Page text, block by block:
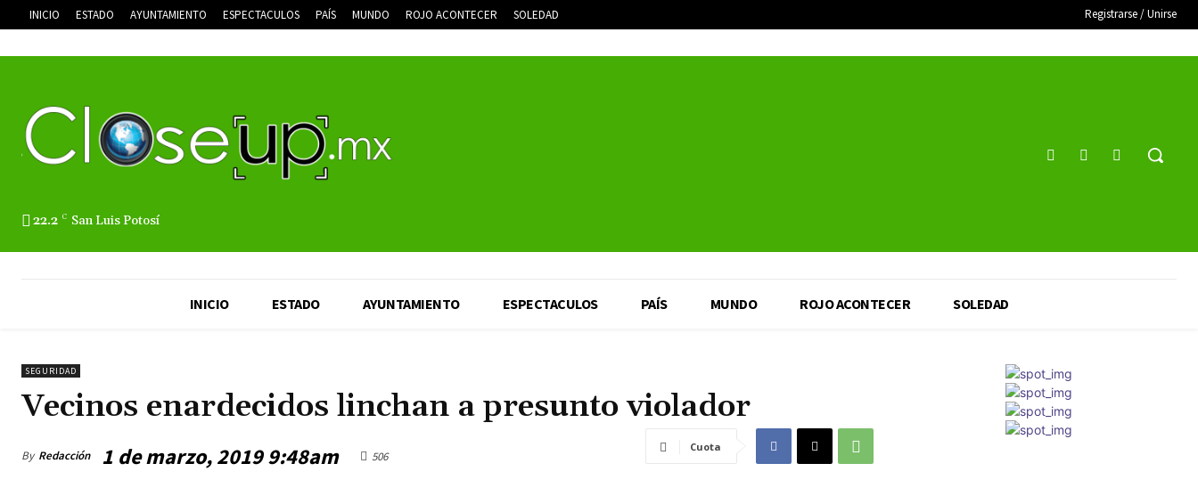
INICIO ESTADO AYUNTAMIENTO ESPECTACULOS PAÍS MUNDO ROJO ACONTECER SOLEDAD Registrarse / Unirse
22.2 C San Luis Potosí
INICIO ESTADO AYUNTAMIENTO ESPECTACULOS PAÍS MUNDO ROJO ACONTECER SOLEDAD
SEGURIDAD
Vecinos enardecidos linchan a presunto violador
By Redacción 1 de marzo, 2019 9:48am 506
Cuota